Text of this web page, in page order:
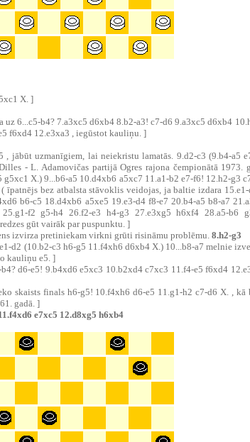
X. ]
6...c5-b4? 7.a3xc5 d6xb4 8.b2-a3! c7-d6 9.a3xc5 d6xb4
f6xd4 12.e3xa3 , iegūstot kauliņu. ]
jābūt uzmanīgiem, lai neiekristu lamatās. 9.d2-c3 (9.b4-a5
- L. Adamovičas partijā Ogres rajona čempionātā 1973.
X.) 9...b6-a5 10.d4xb6 a5xc7 11.a1-b2 e7-f6! 12.h2-g3
īpatnējs bez atbalsta stāvoklis veidojas, ja baltie izdara
b6-c5 18.d4xb6 a5xe5 19.e3-d4 f8-e7 20.b4-a5 b8-a7
f2 g5-h4 26.f2-e3 h4-g3 27.e3xg5 h6xf4 28.a5-b6
gūt vairāk par puspunktu. ]
izvirza pretiniekam virkni grūti risināmu problēmu. 8.h2-g3
d2 (10.b2-c3 h6-g5 11.f4xh6 d6xb4 X.) 10...b8-a7 melnie
kauliņu e5. ]
d6-e5! 9.b4xd6 e5xc3 10.b2xd4 c7xc3 11.f4-e5 f6xd4
skaists finals h6-g5! 10.f4xh6 d6-e5 11.g1-h2 c7-d6 X. , kā
gadā. ]
e7xc5 12.d8xg5 h6xb4